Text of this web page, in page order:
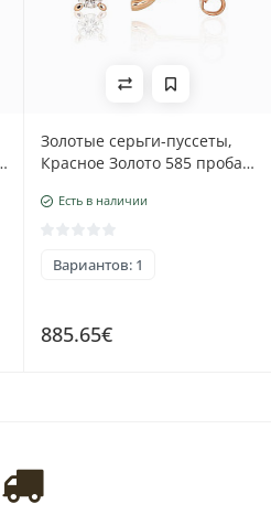
Золотые серьги-пуссеты,
Красное Золото 585 проба,
Есть в наличии
Вариантов: 1
885.65€